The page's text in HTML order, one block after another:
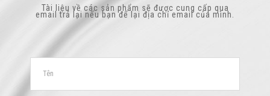
Tài liệu về các sản phẩm sẽ được cung cấp qua
email trả lại nếu bạn để lại địa chỉ email của mình.